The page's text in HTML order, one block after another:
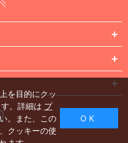
Instagram
を目的にクッ
。詳細は プ
。また、この
クッキーの使
O K